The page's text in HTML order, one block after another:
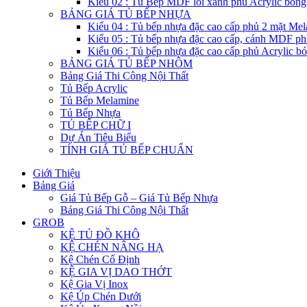
BẢNG GIÁ TỦ BẾP NHỰA
Kiểu 04 : Tủ bếp nhựa đặc cao cấp phủ 2 mặt
Kiểu 05 : Tủ bếp nhựa đặc cao cấp, cánh MDF
Kiểu 06 : Tủ bếp nhựa đặc cao cấp phủ Acrylic
BẢNG GIÁ TỦ BẾP NHÔM
Bảng Giá Thi Công Nội Thất
Tủ Bếp Acrylic
Tủ Bếp Melamine
Tủ Bếp Nhựa
TỦ BẾP CHỮ I
Dự Án Tiêu Biểu
TÍNH GIÁ TỦ BẾP CHUẨN
Giới Thiệu
Bảng Giá
Giá Tủ Bếp Gỗ – Giá Tủ Bếp Nhựa
Bảng Giá Thi Công Nội Thất
GROB
KỆ TỦ ĐỒ KHÔ
KỆ CHÉN NÂNG HẠ
Kệ Chén Cố Định
KỆ GIA VỊ DAO THỚT
Kệ Gia Vị Inox
Kệ Úp Chén Dưới